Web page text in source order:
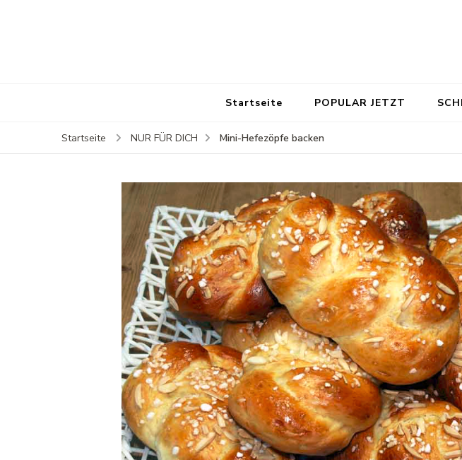
Startseite POPULAR JETZT
Startseite NUR FÜR DICH Mini-Hefezöpfe backen